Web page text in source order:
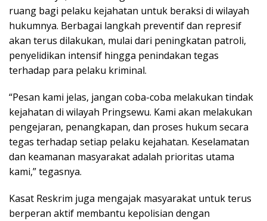
ruang bagi pelaku kejahatan untuk beraksi di wilayah
hukumnya. Berbagai langkah preventif dan represif
akan terus dilakukan, mulai dari peningkatan patroli,
penyelidikan intensif hingga penindakan tegas
terhadap para pelaku kriminal.
“Pesan kami jelas, jangan coba-coba melakukan tindak
kejahatan di wilayah Pringsewu. Kami akan melakukan
pengejaran, penangkapan, dan proses hukum secara
tegas terhadap setiap pelaku kejahatan. Keselamatan
dan keamanan masyarakat adalah prioritas utama
kami,” tegasnya.
Kasat Reskrim juga mengajak masyarakat untuk terus
berperan aktif membantu kepolisian dengan